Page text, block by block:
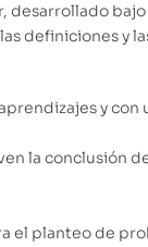
definiciones y
y
la conclusión
el planteo de